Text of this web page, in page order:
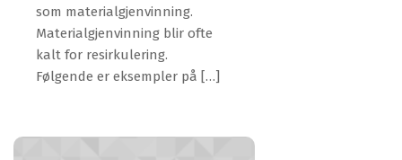
som materialgjenvinning.
Materialgjenvinning blir ofte
kalt for resirkulering.
Følgende er eksempler på […]